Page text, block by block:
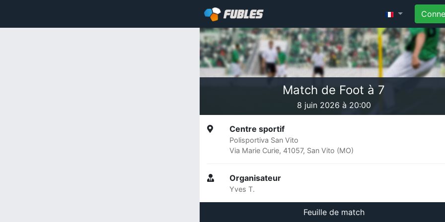
Match de Foot à 7
8 juin 2026 à 20:00
Centre sportif
Polisportiva San Vito
Via Marie Curie, 41057, San Vito (MO)
Organisateur
Yves T.
Feuille de match